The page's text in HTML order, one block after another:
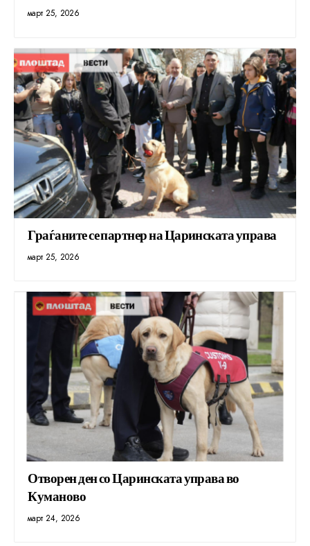
март 25, 2026
Граѓаните се партнер на Царинската управа
март 25, 2026
Отворен ден со Царинската управа во
Куманово
март 24, 2026